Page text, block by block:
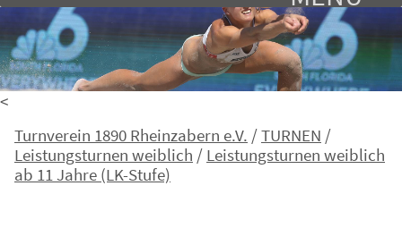
<
Turnverein 1890 Rheinzabern e.V. /TURNEN /
Leistungsturnen weiblich / Leistungsturnen weiblich
ab 11 Jahre (LK-Stufe)